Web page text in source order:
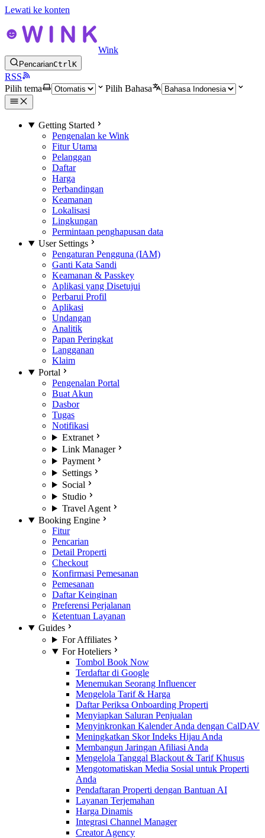
Lewati ke konten
Wink
PencarianCtrlK
RSS
Pilih tema
Pilih Bahasa
Getting Started
Pengenalan ke Wink
Fitur Utama
Pelanggan
Daftar
Harga
Perbandingan
Keamanan
Lokalisasi
Lingkungan
Permintaan penghapusan data
User Settings
Pengaturan Pengguna (IAM)
Ganti Kata Sandi
Keamanan & Passkey
Aplikasi yang Disetujui
Perbarui Profil
Aplikasi
Undangan
Analitik
Papan Peringkat
Langganan
Klaim
Portal
Pengenalan Portal
Buat Akun
Dasbor
Tugas
Notifikasi
Extranet
Link Manager
Payment
Settings
Social
Studio
Travel Agent
Booking Engine
Fitur
Pencarian
Detail Properti
Checkout
Konfirmasi Pemesanan
Pemesanan
Daftar Keinginan
Preferensi Perjalanan
Ketentuan Layanan
Guides
For Affiliates
For Hoteliers
Tombol Book Now
Terdaftar di Google
Menemukan Seorang Influencer
Mengelola Tarif & Harga
Daftar Periksa Onboarding Properti
Menyiapkan Saluran Penjualan
Menyinkronkan Kalender Anda dengan CalDAV
Meningkatkan Skor Indeks Hijau Anda
Membangun Jaringan Afiliasi Anda
Mengelola Tanggal Blackout & Tarif Khusus
Mengotomatiskan Media Sosial untuk Properti
Anda
Pendaftaran Properti dengan Bantuan AI
Layanan Terjemahan
Harga Dinamis
Integrasi Channel Manager
Creator Agency